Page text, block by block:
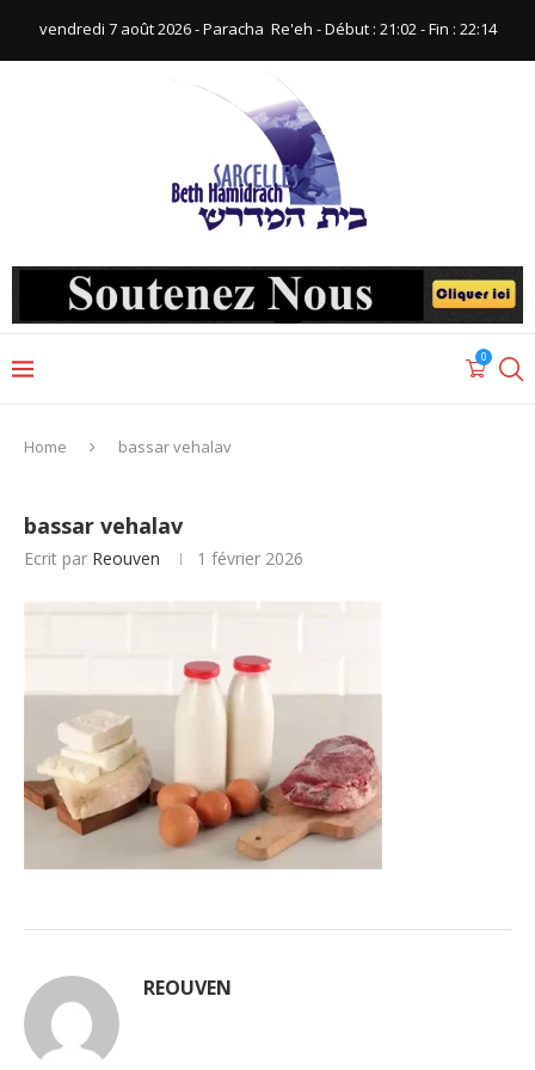
vendredi 7 août 2026 - Paracha ‪ Re'eh‬ - Début : 21:02‬ - Fin : ‪22:14‬
0
Home bassar vehalav
bassar vehalav
Ecrit par Reouven 1 février 2026
REOUVEN